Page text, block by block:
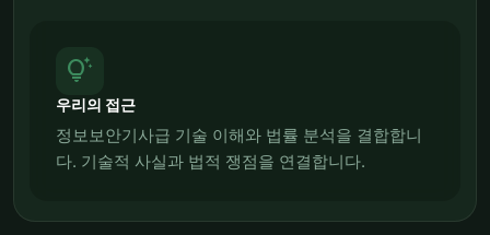
tips_and_updates
우리의 접근
정보보안기사급 기술 이해와 법률 분석을 결합합니
다. 기술적 사실과 법적 쟁점을 연결합니다.